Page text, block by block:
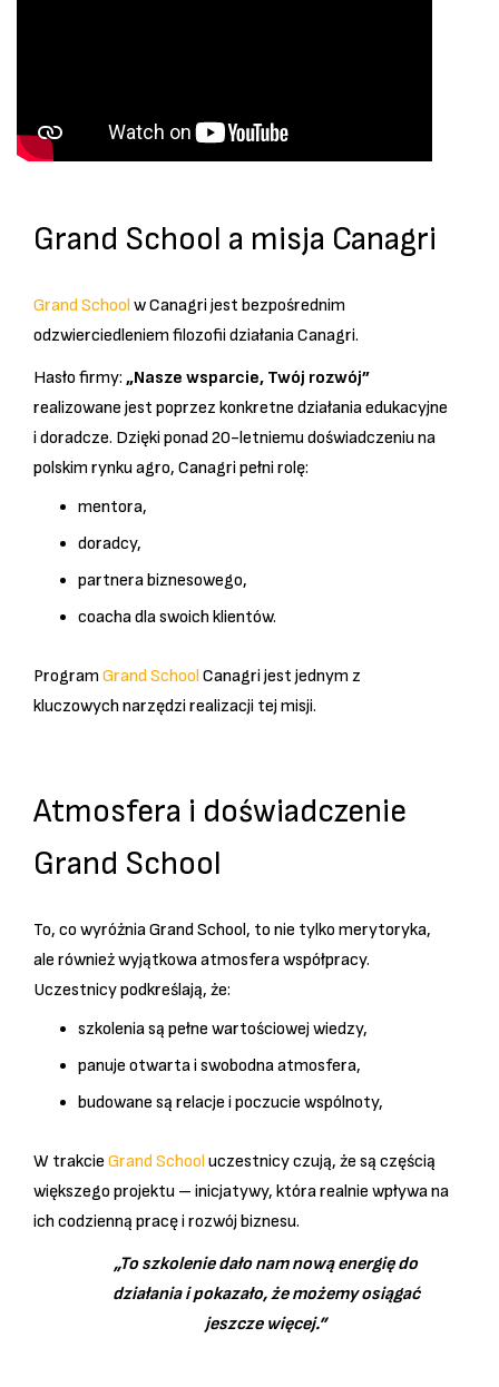
Grand School a misja Canagri
Grand School w Canagri jest bezpośrednim
odzwierciedleniem filozofii działaniaCanagri.
Hasło firmy: „Nasze wsparcie, Twój rozwój”
realizowane jest poprzez konkretne działania edukacyjne
i doradcze. Dzięki ponad 20-letniemu doświadczeniu na
polskim rynku agro, Canagri pełni rolę:
mentora,
doradcy,
partnera biznesowego,
coacha dla swoich klientów.
Program Grand School Canagri jest jednym z
kluczowych narzędzi realizacji tej misji.
Atmosfera i doświadczenie
Grand School
To, co wyróżnia Grand School, to nie tylko merytoryka,
ale również wyjątkowa atmosfera współpracy.
Uczestnicy podkreślają, że:
szkolenia są pełne wartościowej wiedzy,
panuje otwarta i swobodna atmosfera,
budowane są relacje i poczucie wspólnoty,
W trakcie Grand School uczestnicy czują, że są częścią
większego projektu – inicjatywy, która realnie wpływa na
ich codzienną pracę i rozwój biznesu.
„To szkolenie dało nam nową energię do
działania i pokazało, że możemy osiągać
jeszcze więcej.”